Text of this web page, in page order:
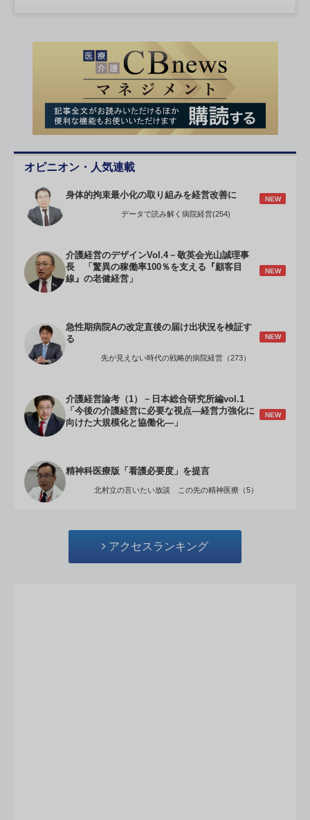
オピニオン・人気連載
身体的拘束最小化の取り組みを経営改善に NEW
データで読み解く病院経営(254)
介護経営のデザインVol.4－敬英会光山誠理事
長 「驚異の稼働率100％を支える『顧客目
線』の老健経営」
NEW
急性期病院Aの改定直後の届け出状況を検証す
る
NEW
先が見えない時代の戦略的病院経営（273）
介護経営論考（1）－日本総合研究所編vol.1
「今後の介護経営に必要な視点―経営力強化に
向けた大規模化と協働化―」
NEW
精神科医療版「看護必要度」を提言
北村立の言いたい放談 この先の精神医療（5）
アクセスランキング